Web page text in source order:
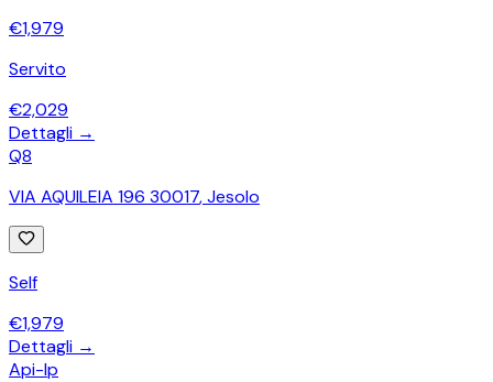
€1,979
Servito
€2,029
Dettagli →
Q8
VIA AQUILEIA 196 30017,Jesolo
Self
€1,979
Dettagli →
Api-Ip